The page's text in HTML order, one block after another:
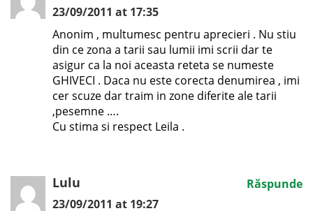
23/09/2011 at 17:35
Anonim , multumesc pentru aprecieri . Nu stiu
din ce zona a tarii sau lumii imi scrii dar te
asigur ca la noi aceasta reteta se numeste
GHIVECI . Daca nu este corecta denumirea , imi
cer scuze dar traim in zone diferite ale tarii
,pesemne ….
Cu stima si respect Leila .
Lulu
23/09/2011 at 19:27
Răspunde